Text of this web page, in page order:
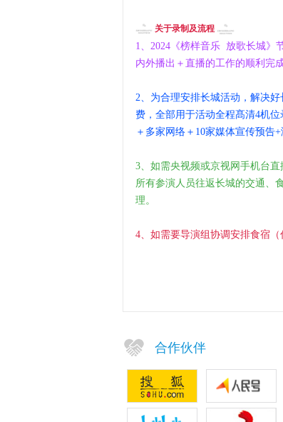
关于录制及流程
1、2024《榜样音乐 放歌长城》
内外播出＋直播的工作的顺利完成
2、为合理安排长城活动，解决
费，全部用于活动全程髙清4机
＋多家网络＋10家媒体宣传预告
3、如需央视频或京视网手机台直
所有参演人员往返长城的交通、
理。
4、如需要导演组协调安排食宿
合作伙伴